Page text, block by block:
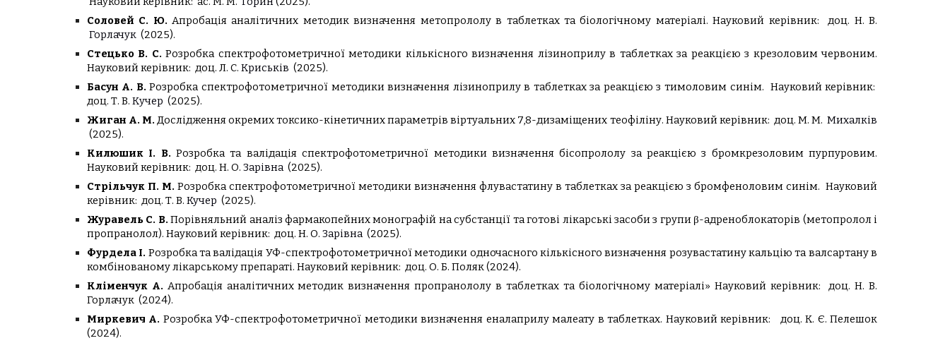
Соловей С. Ю. Апробація аналітичних методик визначення метопрололу в таблетках та біологічному матеріалі. Науковий керівник: доц. Н. В.
Горлачук (2025).
Стецько В. С. Розробка спектрофотометричної методики кількісного визначення лізиноприлу в таблетках за реакцією з крезоловим червоним.
Науковий керівник: доц. Л. С. Криськів (2025).
Басун А. В. Розробка спектрофотометричної методики визначення лізиноприлу в таблетках за реакцією з тимоловим синім. Науковий керівник:
доц. Т. В. Кучер (2025).
Жиган А. М. Дослідження окремих токсико-кінетичних параметрів віртуальних 7,8-дизаміщених теофіліну. Науковий керівник: доц. М. М. Михалків
(2025).
Килюшик І. В. Розробка та валідація спектрофотометричної методики визначення бісопрололу за реакцією з бромкрезоловим пурпуровим.
Науковий керівник: доц. Н. О. Зарівна (2025).
Стрільчук П. М. Розробка спектрофотометричної методики визначення флувастатину в таблетках за реакцією з бромфеноловим синім. Науковий
керівник: доц. Т. В. Кучер (2025).
Журавель С. В. Порівняльний аналіз фармакопейних монографій на субстанції та готові лікарські засоби з групи β-адреноблокаторів (метопролол і
пропранолол). Науковий керівник: доц. Н. О. Зарівна (2025).
Фурдела І. Розробка та валідація УФ-спектрофотометричної методики одночасного кількісного визначення розувастатину кальцію та валсартану в
комбінованому лікарському препараті. Науковий керівник: доц. О. Б. Поляк(2024).
Кліменчук А. Апробація аналітичних методик визначення пропранололу в таблетках та біологічному матеріалі» Науковий керівник:
доц. Н. В.
Горлачук (2024).
Миркевич А. Розробка УФ-спектрофотометричної методики визначення еналаприлу малеату в таблетках. Науковий керівник:
доц. К. Є. Пелешок
(2024).